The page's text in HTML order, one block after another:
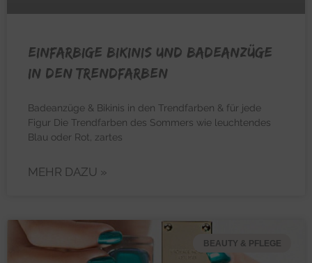
Einfarbige Bikinis und Badeanzüge
in den Trendfarben
Badeanzüge & Bikinis in den Trendfarben & für jede
Figur Die Trendfarben des Sommers wie leuchtendes
Blau oder Rot, zartes
MEHR DAZU »
BEAUTY & PFLEGE